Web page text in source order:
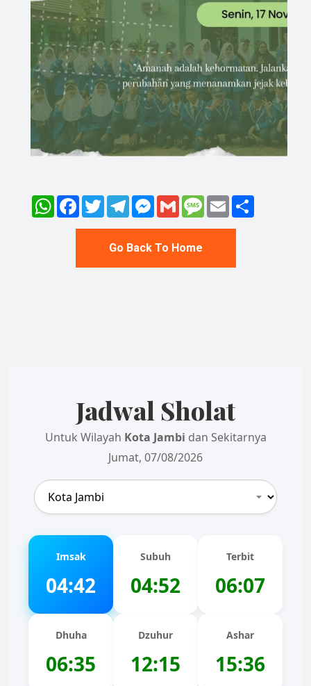
WhatsAppFacebook
TwitterTelegramMessenger
Gmail Message
Email
Go Back To Home
Jadwal Sholat
Untuk Wilayah Kota Jambi dan Sekitarnya
Jumat, 07/08/2026
Imsak
04:42
Subuh
04:52
Terbit
06:07
Dhuha
06:35
Dzuhur
12:15
Ashar
15:36